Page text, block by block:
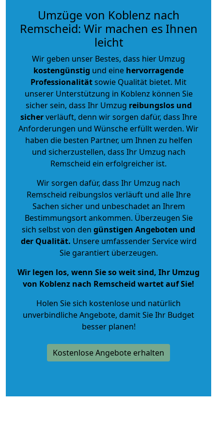
Umzüge von Koblenz nach
Remscheid: Wir machen es Ihnen
leicht
Wir geben unser Bestes, dass hier Umzug
kostengünstig und eine hervorragende
Professionalitätsowie Qualität bietet. Mit
unserer Unterstützung in Koblenz können Sie
sicher sein, dass Ihr Umzug reibungslos und
sicherverläuft, denn wir sorgen dafür, dass Ihre
Anforderungen und Wünsche erfüllt werden. Wir
haben die besten Partner, um Ihnen zu helfen
und sicherzustellen, dass Ihr Umzug nach
Remscheid ein erfolgreicher ist.
Wir sorgen dafür, dass Ihr Umzug nach
Remscheid reibungslos verläuft und alle Ihre
Sachen sicher und unbeschadet an Ihrem
Bestimmungsort ankommen. Überzeugen Sie
sich selbst von den günstigen Angeboten und
der Qualität. Unsere umfassender Service wird
Sie garantiert überzeugen.
Wir legen los, wenn Sie so weit sind, Ihr Umzug
von Koblenz nach Remscheid wartet auf Sie!
Holen Sie sich kostenlose und natürlich
unverbindliche Angebote, damit Sie Ihr Budget
besser planen!
Kostenlose Angebote erhalten